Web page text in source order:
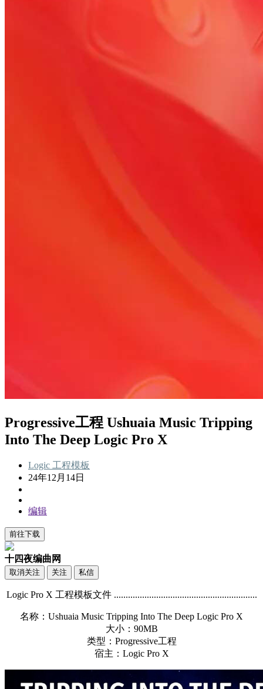
Progressive工程 Ushuaia Music Tripping
Into The Deep Logic Pro X
Logic 工程模板
24年12月14日
编辑
前往下载
十四夜编曲网
取消关注 关注 私信
Logic Pro X 工程模板文件 .............................................................
名称：Ushuaia Music Tripping Into The Deep Logic Pro X
大小：90MB
类型：Progressive工程
宿主：Logic Pro X